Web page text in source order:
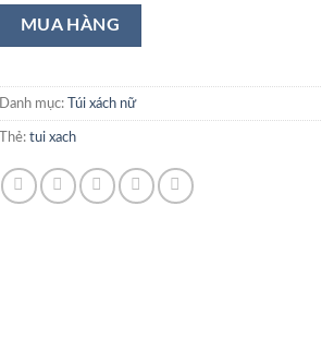
Danh mục: Túi xách nữ
Thẻ: tui xach